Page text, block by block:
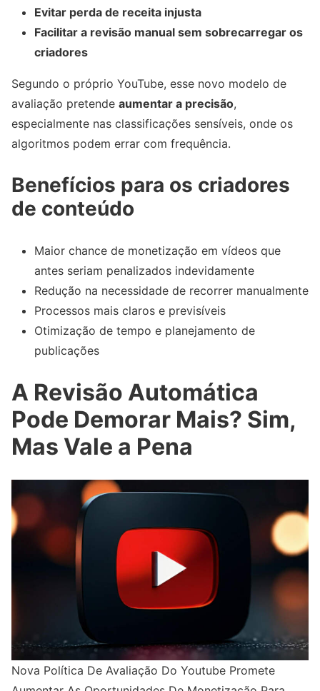
Evitar perda de receita injusta
Facilitar a revisão manual sem sobrecarregar os
criadores
Segundo o próprio YouTube, esse novo modelo de
avaliação pretende aumentar a precisão,
especialmente nas classificações sensíveis, onde os
algoritmos podem errar com frequência.
Benefícios para os criadores
de conteúdo
Maior chance de monetização em vídeos que
antes seriam penalizados indevidamente
Redução na necessidade de recorrer manualmente
Processos mais claros e previsíveis
Otimização de tempo e planejamento de
publicações
A Revisão Automática
Pode Demorar Mais? Sim,
Mas Vale a Pena
Nova Política De Avaliação Do Youtube Promete